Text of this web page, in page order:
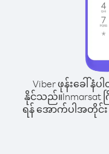
Viber ဖုန်းခေါ်
နိုင်သည်။
ရန် အောက်ပါအတိုင်း